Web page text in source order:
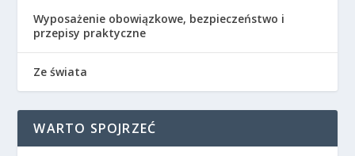
Wyposażenie obowiązkowe, bezpieczeństwo i
przepisy praktyczne
Ze świata
WARTO SPOJRZEĆ